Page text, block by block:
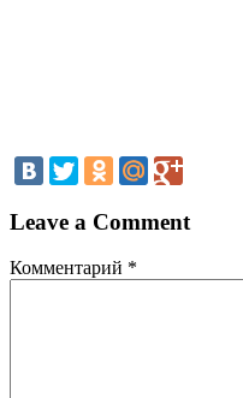
Leave a Comment
Комментарий *